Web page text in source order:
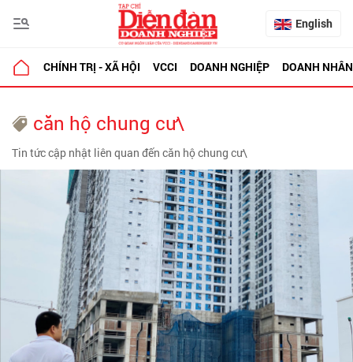
English
CHÍNH TRỊ - XÃ HỘI VCCI DOANH NGHIỆP DOANH NHÂN
căn hộ chung cư\
Tin tức cập nhật liên quan đến căn hộ chung cư\